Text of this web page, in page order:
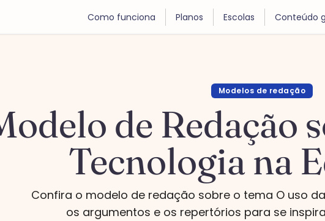
Como funciona Planos Escolas Conteúdo
Modelos de redação
de Redação
Tecnologia na
Confira o modelo de redação sobre o tema O uso
os argumentos e os repertórios para se